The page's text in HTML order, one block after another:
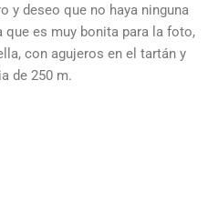
y deseo que no haya ninguna
es muy bonita para la foto,
con agujeros en el tartán y
de 250 m.